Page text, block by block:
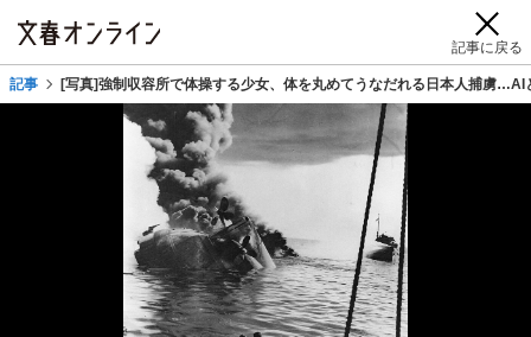
記事に戻る
記事 [写真]強制収容所で体操する少女、体を丸めてうなだれる日本人捕虜